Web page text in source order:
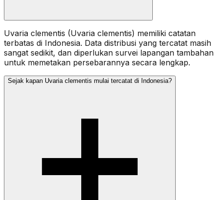
Uvaria clementis (Uvaria clementis) memiliki catatan
terbatas di Indonesia. Data distribusi yang tercatat masih
sangat sedikit, dan diperlukan survei lapangan tambahan
untuk memetakan persebarannya secara lengkap.
Sejak kapan Uvaria clementis mulai tercatat di Indonesia?